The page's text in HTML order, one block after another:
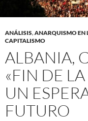
ANÁLISIS,ANARQUISMO EN
CAPITALISMO
ALBANIA,
«FIN DE
UN
FUTURO